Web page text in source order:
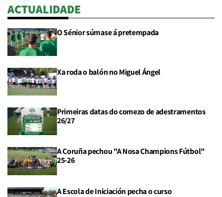
ACTUALIDADE
O Sénior súmase á pretempada
Xa roda o balón no Miguel Ángel
Primeiras datas do comezo de adestramentos
26/27
A Coruña pechou "A Nosa Champions Fútbol"
25-26
A Escola de Iniciación pecha o curso